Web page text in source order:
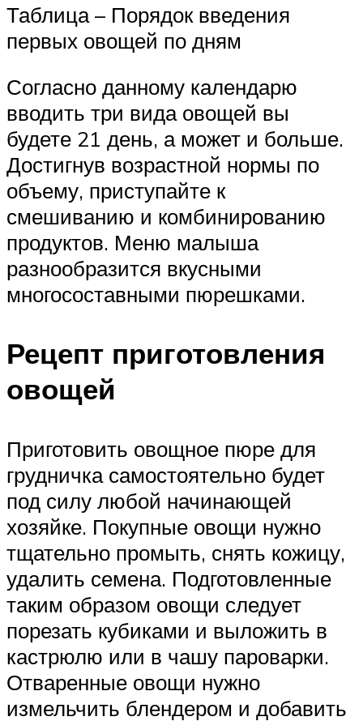
Таблица – Порядок введения
первых овощей по дням
Согласно данному календарю
вводить три вида овощей вы
будете 21 день, а может и больше.
Достигнув возрастной нормы по
объему, приступайте к
смешиванию и комбинированию
продуктов. Меню малыша
разнообразится вкусными
многосоставными пюрешками.
Рецепт приготовления
овощей
Приготовить овощное пюре для
грудничка самостоятельно будет
под силу любой начинающей
хозяйке. Покупные овощи нужно
тщательно промыть, снять кожицу,
удалить семена. Подготовленные
таким образом овощи следует
порезать кубиками и выложить в
кастрюлю или в чашу пароварки.
Отваренные овощи нужно
измельчить блендером и добавить